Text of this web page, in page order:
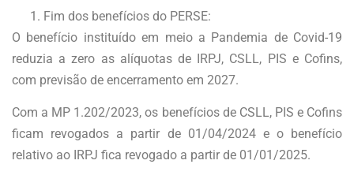
Fim dos benefícios do PERSE:
O benefício instituído em meio a Pandemia de Covid-19
reduzia a zero as alíquotas de IRPJ, CSLL, PIS e Cofins,
com previsão de encerramento em 2027.
Com a MP 1.202/2023, os benefícios de CSLL, PIS e Cofins
ficam revogados a partir de 01/04/2024 e o benefício
relativo ao IRPJ fica revogado a partir de 01/01/2025.